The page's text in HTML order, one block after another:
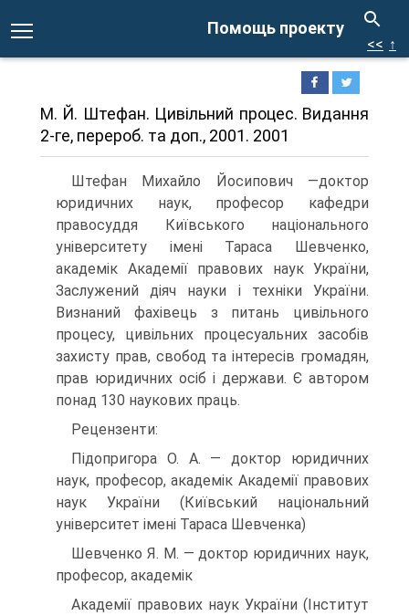
Помощь проекту
<< ↑
М. Й. Штефан. Цивільний процес. Видання
2-ге, перероб. та доп., 2001. 2001
Штефан Михайло Йосипович —доктор
юридичних наук, професор кафедри
правосуддя Київського національного
університету імені Тараса Шевченко,
академік Академії правових наук України,
Заслужений діяч науки і техніки України.
Визнаний фахівець з питань цивільного
процесу, цивільних процесуальних засобів
захисту прав, свобод та інтересів громадян,
прав юридичних осіб і держави. Є автором
понад 130 наукових праць.
Рецензенти:
Підопригора О. А. — доктор юридичних
наук, професор, академік Академії правових
наук України (Київський національний
університет імені Тараса Шевченка)
Шевченко Я. М. — доктор юридичних наук,
професор, академік
Академії правових наук України (Інститут